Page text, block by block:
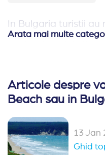
In Bulgaria turistii au
Hoteluri aproape de
Hoteluri family club
Oferte Rusalii Bulgaria
Ultra All Inclusive
Arata mai multe
Articole despre
Beach sau in
13 Jan
Ghid